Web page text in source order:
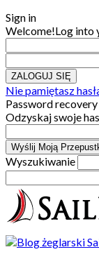
Sign in
Welcome!Log into
Nie pamiętasz
Password recovery
Odzyskaj swoje
Wyszukiwanie